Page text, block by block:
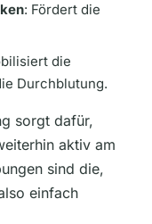
: Fördert die
die
Durchblutung.
sorgt dafür,
aktiv am
sind die,
einfach